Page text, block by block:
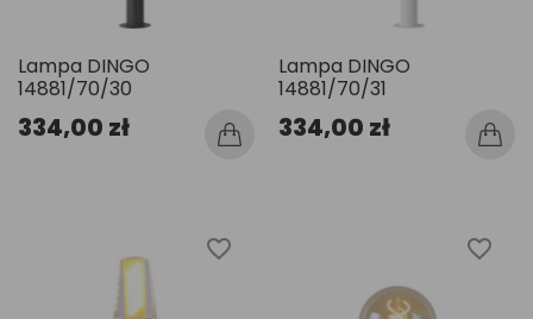
Lampa DINGO
14881/70/30
334,00 zł
Lampa DINGO
14881/70/31
334,00 zł
favorite_border favorite_border